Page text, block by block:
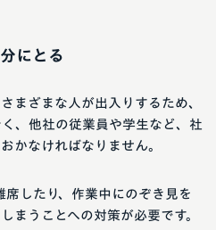
にとる
まざまな人が出入りするため、
、他社の従業員や学生など、社
かなければなりません。
したり、作業中にのぞき見を
まうことへの対策が必要です。